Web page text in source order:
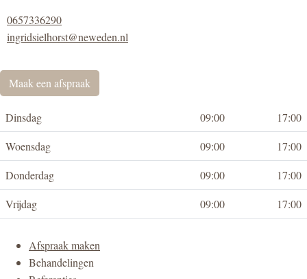
0657336290
ingridsielhorst@neweden.nl
Maak een afspraak
Dinsdag 09:00
17:00
Woensdag
09:00
17:00
Donderdag
09:00
17:00
Vrijdag
09:00 17:00
Afspraak maken
Behandelingen